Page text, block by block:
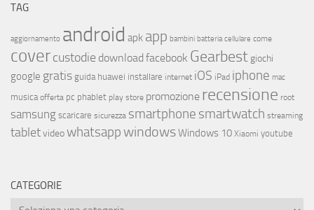
TAG
aggiornamento android apk app bambini batteria cellulare come
covercustodie download facebook Gearbest giochi
google gratis guida huawei installare internet iOS iPad iphone mac
musica offerta pc phablet play store promozione recensione root
samsungscaricare sicurezza smartphone smartwatch streaming
tabletvideowhatsappwindowsWindows 10 Xiaomi youtube
CATEGORIE